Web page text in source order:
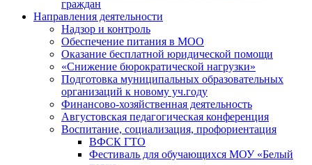
граждан
Направления деятельности
Надзор и контроль
Обеспечение питания в МОО
Оказание бесплатной юридической помощи
«Снижение бюрократической нагрузки»
Подготовка муниципальных образовательных
организаций к новому уч.году
Финансово-хозяйственная деятельность
Августовская педагогическая конференция
Воспитание, социализация, профориентация
ВФСК ГТО
Фестиваль для обучающихся МОУ «Белый